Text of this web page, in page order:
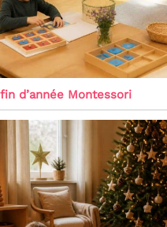
d’année Montessori